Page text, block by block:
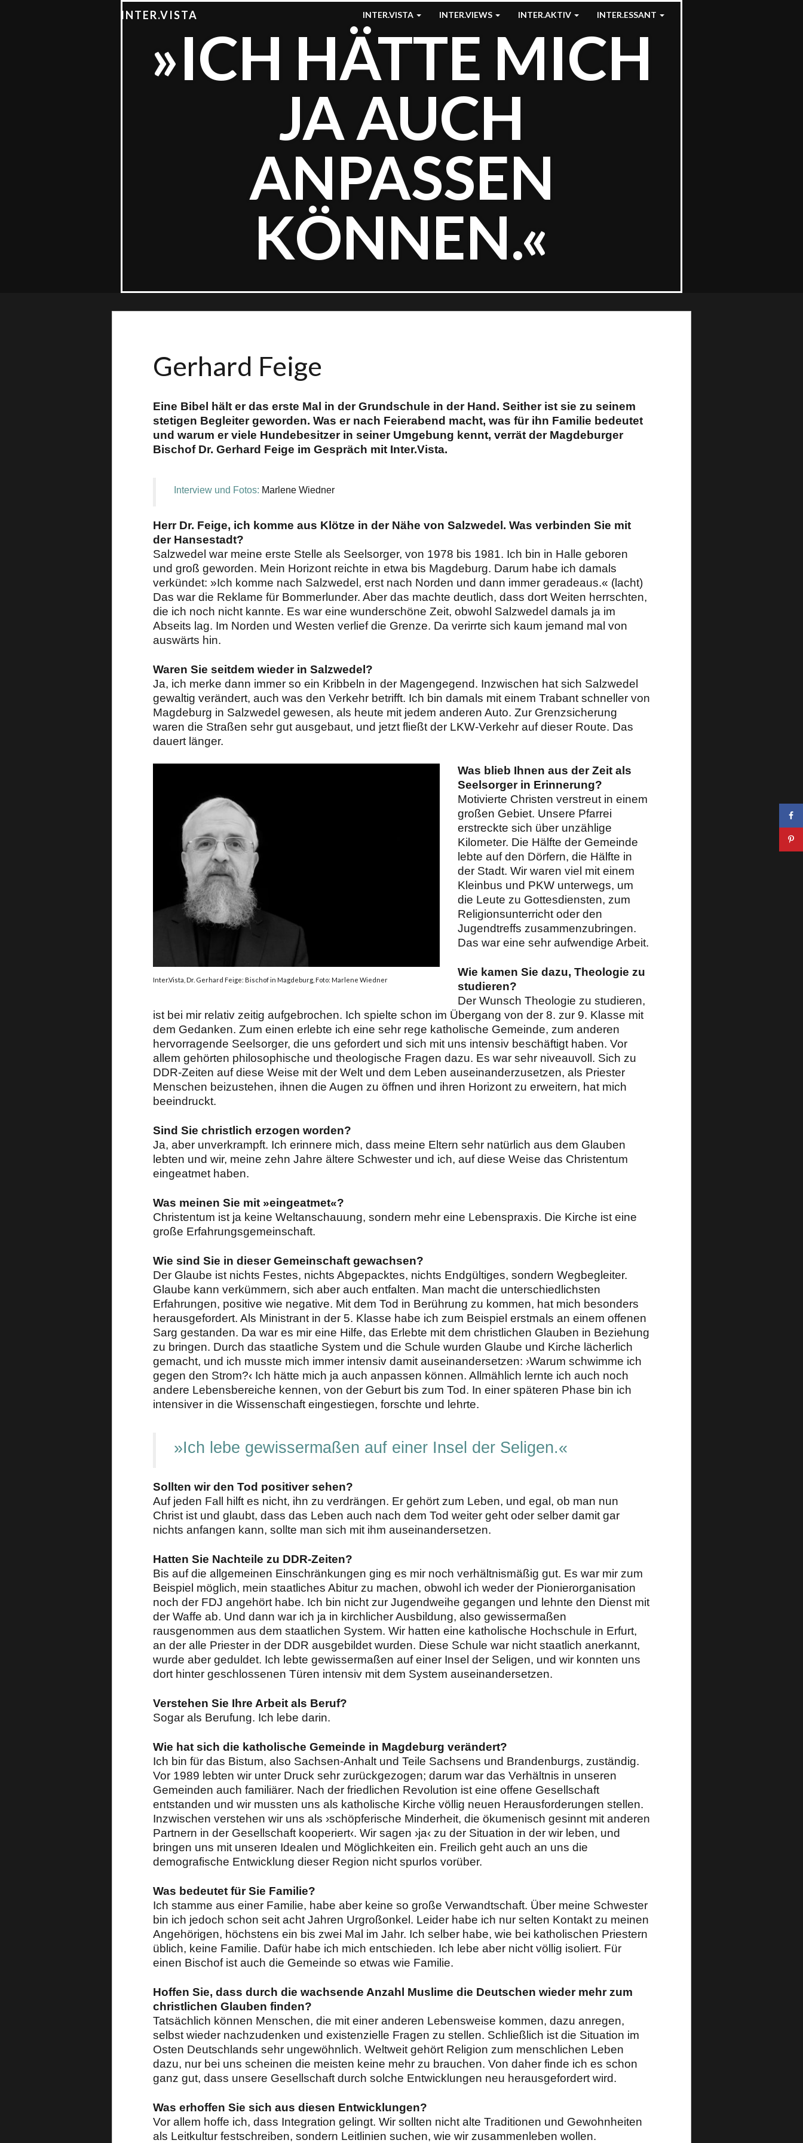
INTER.VISTA INTER.VISTA INTER.VIEWS INTER.AKTIV INTER.ESSANT
»ICH HÄTTE MICH
JA AUCH
ANPASSEN
KÖNNEN.«
Gerhard Feige
Eine Bibel hält er das erste Mal in der Grundschule in der Hand. Seither ist sie zu seinem
stetigen Begleiter geworden. Was er nach Feierabend macht, was für ihn Familie bedeutet
und warum er viele Hundebesitzer in seiner Umgebung kennt, verrät der Magdeburger
Bischof Dr. Gerhard Feige im Gespräch mit Inter.Vista.
Interview und Fotos: Marlene Wiedner
Herr Dr. Feige, ich komme aus Klötze in der Nähe von Salzwedel. Was verbinden Sie mit
der Hansestadt?
Salzwedel war meine erste Stelle als Seelsorger, von 1978 bis 1981. Ich bin in Halle geboren
und groß geworden. Mein Horizont reichte in etwa bis Magdeburg. Darum habe ich damals
verkündet: »Ich komme nach Salzwedel, erst nach Norden und dann immer geradeaus.« (lacht)
Das war die Reklame für Bommerlunder. Aber das machte deutlich, dass dort Weiten herrschten,
die ich noch nicht kannte. Es war eine wunderschöne Zeit, obwohl Salzwedel damals ja im
Abseits lag. Im Norden und Westen verlief die Grenze. Da verirrte sich kaum jemand mal von
auswärts hin.
Waren Sie seitdem wieder in Salzwedel?
Ja, ich merke dann immer so ein Kribbeln in der Magengegend. Inzwischen hat sich Salzwedel
gewaltig verändert, auch was den Verkehr betrifft. Ich bin damals mit einem Trabant schneller von
Magdeburg in Salzwedel gewesen, als heute mit jedem anderen Auto. Zur Grenzsicherung
waren die Straßen sehr gut ausgebaut, und jetzt fließt der LKW-Verkehr auf dieser Route. Das
dauert länger.
Inter.Vista, Dr. Gerhard Feige: Bischof in Magdeburg, Foto: Marlene Wiedner
Was blieb Ihnen aus der Zeit als
Seelsorger in Erinnerung?
Motivierte Christen verstreut in einem
großen Gebiet. Unsere Pfarrei
erstreckte sich über unzählige
Kilometer. Die Hälfte der Gemeinde
lebte auf den Dörfern, die Hälfte in
der Stadt. Wir waren viel mit einem
Kleinbus und PKW unterwegs, um
die Leute zu Gottesdiensten, zum
Religionsunterricht oder den
Jugendtreffs zusammenzubringen.
Das war eine sehr aufwendige Arbeit.
Wie kamen Sie dazu, Theologie zu
studieren?
Der Wunsch Theologie zu studieren,
ist bei mir relativ zeitig aufgebrochen. Ich spielte schon im Übergang von der 8. zur 9. Klasse mit
dem Gedanken. Zum einen erlebte ich eine sehr rege katholische Gemeinde, zum anderen
hervorragende Seelsorger, die uns gefordert und sich mit uns intensiv beschäftigt haben. Vor
allem gehörten philosophische und theologische Fragen dazu. Es war sehr niveauvoll. Sich zu
DDR-Zeiten auf diese Weise mit der Welt und dem Leben auseinanderzusetzen, als Priester
Menschen beizustehen, ihnen die Augen zu öffnen und ihren Horizont zu erweitern, hat mich
beeindruckt.
Sind Sie christlich erzogen worden?
Ja, aber unverkrampft. Ich erinnere mich, dass meine Eltern sehr natürlich aus dem Glauben
lebten und wir, meine zehn Jahre ältere Schwester und ich, auf diese Weise das Christentum
eingeatmet haben.
Was meinen Sie mit »eingeatmet«?
Christentum ist ja keine Weltanschauung, sondern mehr eine Lebenspraxis. Die Kirche ist eine
große Erfahrungsgemeinschaft.
Wie sind Sie in dieser Gemeinschaft gewachsen?
Der Glaube ist nichts Festes, nichts Abgepacktes, nichts Endgültiges, sondern Wegbegleiter.
Glaube kann verkümmern, sich aber auch entfalten. Man macht die unterschiedlichsten
Erfahrungen, positive wie negative. Mit dem Tod in Berührung zu kommen, hat mich besonders
herausgefordert. Als Ministrant in der 5. Klasse habe ich zum Beispiel erstmals an einem offenen
Sarg gestanden. Da war es mir eine Hilfe, das Erlebte mit dem christlichen Glauben in Beziehung
zu bringen. Durch das staatliche System und die Schule wurden Glaube und Kirche lächerlich
gemacht, und ich musste mich immer intensiv damit auseinandersetzen: ›Warum schwimme ich
gegen den Strom?‹ Ich hätte mich ja auch anpassen können. Allmählich lernte ich auch noch
andere Lebensbereiche kennen, von der Geburt bis zum Tod. In einer späteren Phase bin ich
intensiver in die Wissenschaft eingestiegen, forschte und lehrte.
»Ich lebe gewissermaßen auf einer Insel der Seligen.«
Sollten wir den Tod positiver sehen?
Auf jeden Fall hilft es nicht, ihn zu verdrängen. Er gehört zum Leben, und egal, ob man nun
Christ ist und glaubt, dass das Leben auch nach dem Tod weiter geht oder selber damit gar
nichts anfangen kann, sollte man sich mit ihm auseinandersetzen.
Hatten Sie Nachteile zu DDR-Zeiten?
Bis auf die allgemeinen Einschränkungen ging es mir noch verhältnismäßig gut. Es war mir zum
Beispiel möglich, mein staatliches Abitur zu machen, obwohl ich weder der Pionierorganisation
noch der FDJ angehört habe. Ich bin nicht zur Jugendweihe gegangen und lehnte den Dienst mit
der Waffe ab. Und dann war ich ja in kirchlicher Ausbildung, also gewissermaßen
rausgenommen aus dem staatlichen System. Wir hatten eine katholische Hochschule in Erfurt,
an der alle Priester in der DDR ausgebildet wurden. Diese Schule war nicht staatlich anerkannt,
wurde aber geduldet. Ich lebte gewissermaßen auf einer Insel der Seligen, und wir konnten uns
dort hinter geschlossenen Türen intensiv mit dem System auseinandersetzen.
Verstehen Sie Ihre Arbeit als Beruf?
Sogar als Berufung. Ich lebe darin.
Wie hat sich die katholische Gemeinde in Magdeburg verändert?
Ich bin für das Bistum, also Sachsen-Anhalt und Teile Sachsens und Brandenburgs, zuständig.
Vor 1989 lebten wir unter Druck sehr zurückgezogen; darum war das Verhältnis in unseren
Gemeinden auch familiärer. Nach der friedlichen Revolution ist eine offene Gesellschaft
entstanden und wir mussten uns als katholische Kirche völlig neuen Herausforderungen stellen.
Inzwischen verstehen wir uns als ›schöpferische Minderheit, die ökumenisch gesinnt mit anderen
Partnern in der Gesellschaft kooperiert‹. Wir sagen ›ja‹ zu der Situation in der wir leben, und
bringen uns mit unseren Idealen und Möglichkeiten ein. Freilich geht auch an uns die
demografische Entwicklung dieser Region nicht spurlos vorüber.
Was bedeutet für Sie Familie?
Ich stamme aus einer Familie, habe aber keine so große Verwandtschaft. Über meine Schwester
bin ich jedoch schon seit acht Jahren Urgroßonkel. Leider habe ich nur selten Kontakt zu meinen
Angehörigen, höchstens ein bis zwei Mal im Jahr. Ich selber habe, wie bei katholischen Priestern
üblich, keine Familie. Dafür habe ich mich entschieden. Ich lebe aber nicht völlig isoliert. Für
einen Bischof ist auch die Gemeinde so etwas wie Familie.
Hoffen Sie, dass durch die wachsende Anzahl Muslime die Deutschen wieder mehr zum
christlichen Glauben finden?
Tatsächlich können Menschen, die mit einer anderen Lebensweise kommen, dazu anregen,
selbst wieder nachzudenken und existenzielle Fragen zu stellen. Schließlich ist die Situation im
Osten Deutschlands sehr ungewöhnlich. Weltweit gehört Religion zum menschlichen Leben
dazu, nur bei uns scheinen die meisten keine mehr zu brauchen. Von daher finde ich es schon
ganz gut, dass unsere Gesellschaft durch solche Entwicklungen neu herausgefordert wird.
Was erhoffen Sie sich aus diesen Entwicklungen?
Vor allem hoffe ich, dass Integration gelingt. Wir sollten nicht alte Traditionen und Gewohnheiten
als Leitkultur festschreiben, sondern Leitlinien suchen, wie wir zusammenleben wollen.